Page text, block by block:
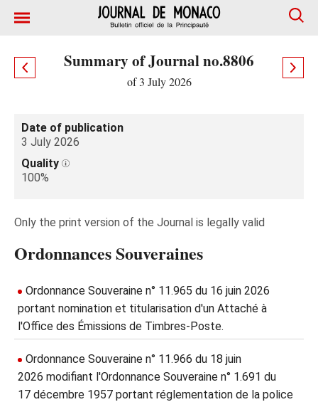
Summary of Journal no.8806
of 3 July 2026
Date of publication
3 July 2026
Quality
100%
Only the print version of the Journal is legally valid
Ordonnances Souveraines
Ordonnance Souveraine n° 11.965 du 16 juin 2026
portant nomination et titularisation d'un Attaché à
l'Office des Émissions de Timbres-Poste.
Ordonnance Souveraine n° 11.966 du 18 juin
2026 modifiant l'Ordonnance Souveraine n° 1.691 du
17 décembre 1957 portant réglementation de la police